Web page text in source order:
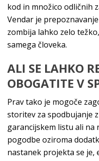
kod in množico odličnih
Vendar je
zombija lahko zelo
samega človeka.
ALI SE LAHKO
OBOGATITE V
Prav tako je mogoče
storitev za spodbujanje
garancijskem listu ali
pogodbe oziroma
nastanek projekta se je,